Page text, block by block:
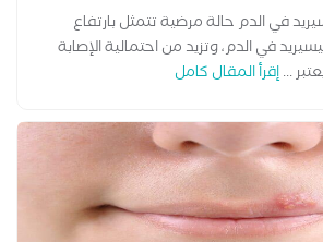
في الدم حالة مرضية تتمثل بارتفاع
في الدم، وتزيد من احتمالية الإصابة
...إقرأ المقال كامل